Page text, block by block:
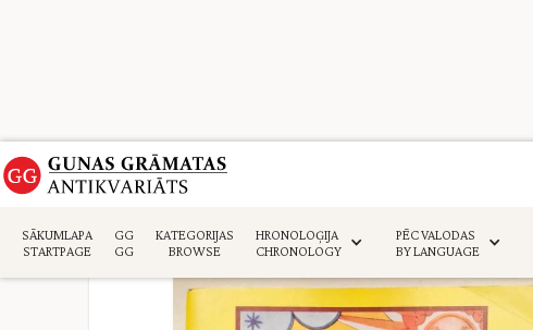
SĀKUMLAPA
STARTPAGE
GG
GG
KATEGORIJAS
BROWSE
HRONOLOĢIJA
CHRONOLOGY
PĒC VALODAS
BY LANGUAGE
Sākumlapa